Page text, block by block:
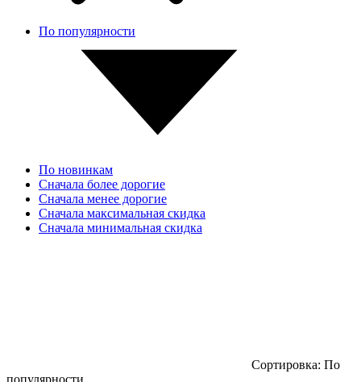
По популярности
По новинкам
Сначала более дорогие
Сначала менее дорогие
Сначала максимальная скидка
Сначала минимальная скидка
Сортировка: По
популярности